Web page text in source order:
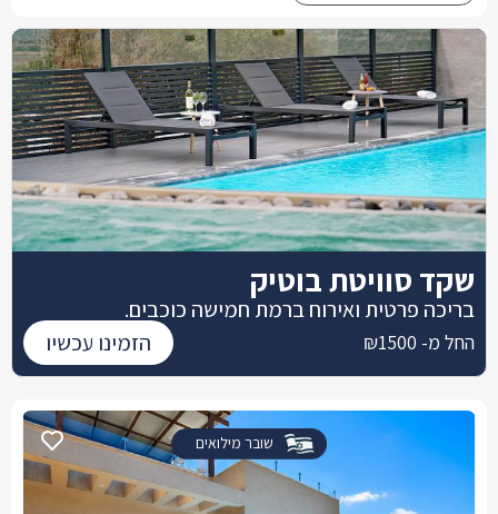
שובר מילואים
שקד סוויטת בוטיק
בריכה פרטית ואירוח ברמת חמישה כוכבים.
החל מ- ₪1500 הזמינו עכשיו